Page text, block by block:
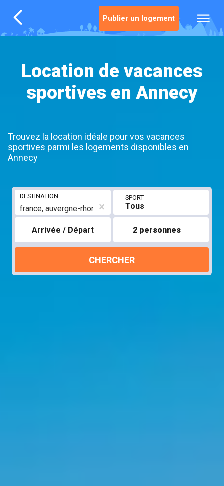
Location de vacances
sportives en Annecy
Trouvez la location idéale pour vos vacances
sportives parmi les logements disponibles en
Annecy
DESTINATION SPORT
Tous
Arrivée / Départ 2 personnes
CHERCHER
Publier un logement